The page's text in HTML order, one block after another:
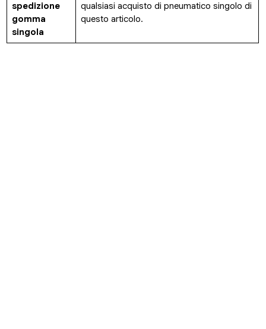
spedizione
gomma
singola
qualsiasi acquisto di pneumatico singolo di
questo articolo.